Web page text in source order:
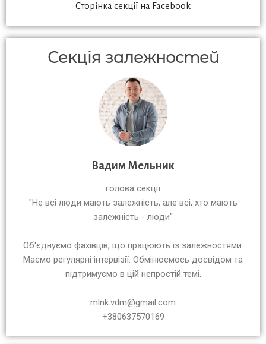
Сторінка секції на Facebook
Секція залежностей
Вадим Мельник
голова секції
"Не всі люди мають залежність, але всі, хто мають
залежність - люди"
Об'єднуємо фахівців, що працюють із залежностями.
Маємо регулярні інтервізії. Обмінюємось досвідом та
підтримуємо в цій непростій темі.
mlnk.vdm@gmail.com
+380637570169